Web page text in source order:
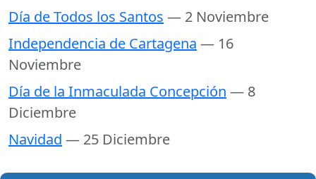
Día de Todos los Santos — 2 Noviembre
Independencia de Cartagena — 16
Noviembre
Día de la Inmaculada Concepción — 8
Diciembre
Navidad — 25 Diciembre